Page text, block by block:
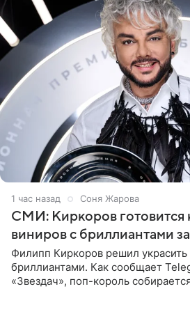
1 час назад Соня Жарова
СМИ: Киркоров готовится
виниров с бриллиантами
Филипп Киркоров решил
бриллиантами. Как сообщает
«Звездач», поп-король